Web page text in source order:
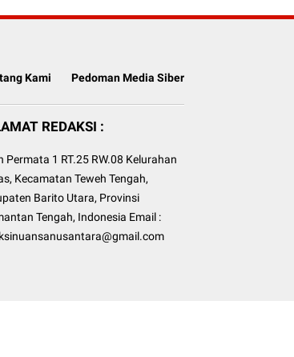
Kami Pedoman Media Siber
REDAKSI :
Permata 1 RT.25 RW.08 Kelurahan
Kecamatan Teweh Tengah,
Barito Utara, Provinsi
Tengah, Indonesia Email :